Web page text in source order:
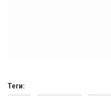
Теги: